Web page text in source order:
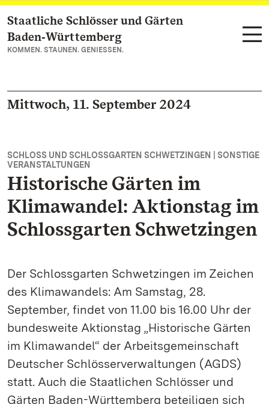
Zum Hauptinhalt springen
Staatliche Schlösser und Gärten
Baden‑Württemberg
KOMMEN. STAUNEN. GENIESSEN.
Mittwoch, 11. September 2024
SCHLOSS UND SCHLOSSGARTEN SCHWETZINGEN | SONSTIGE
VERANSTALTUNGEN
Historische Gärten im
Klimawandel: Aktionstag im
Schlossgarten Schwetzingen
Der Schlossgarten Schwetzingen im Zeichen
des Klimawandels: Am Samstag, 28.
September, findet von 11.00 bis 16.00 Uhr der
bundesweite Aktionstag „Historische Gärten
im Klimawandel“ der Arbeitsgemeinschaft
Deutscher Schlösserverwaltungen (AGDS)
statt. Auch die Staatlichen Schlösser und
Gärten Baden-Württemberg beteiligen sich